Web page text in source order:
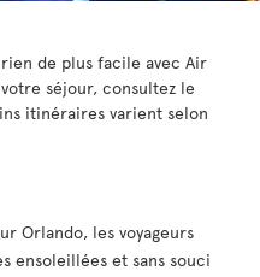
de plus facile avec Air
séjour, consultez le
itinéraires varient selon
Orlando, les voyageurs
ensoleillées et sans souci